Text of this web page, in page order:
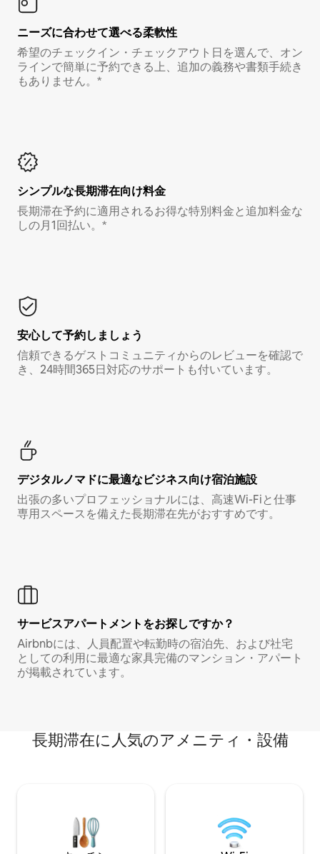
ニーズに合わせて選べる柔軟性
希望のチェックイン・チェックアウト日を選んで、オン
ラインで簡単に予約できる上、追加の義務や書類手続き
もありません。*
シンプルな長期滞在向け料金
長期滞在予約に適用されるお得な特別料金と追加料金な
しの月1回払い。*
安心して予約しましょう
信頼できるゲストコミュニティからのレビューを確認で
き、24時間365日対応のサポートも付いています。
デジタルノマド⁠に最⁠適⁠なビ⁠ジ⁠ネ⁠ス⁠向⁠け宿⁠泊⁠施⁠設
出張の多いプロフェッショナルには、高速Wi-Fiと仕事
専用スペースを備えた長期滞在先がおすすめです。
サービスアパートメントをお探しですか？
Airbnbには、人員配置や転勤時の宿泊先、および社宅
としての利用に最適な家具完備のマンション・アパート
が掲載されています。
長期滞在に人気のアメニティ・設備